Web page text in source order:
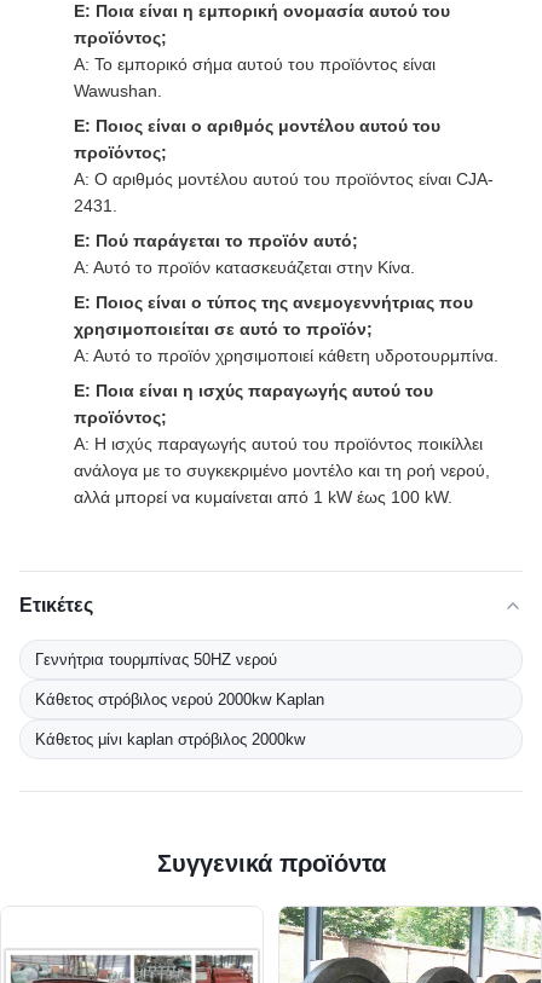
Ε: Ποια είναι η εμπορική ονομασία αυτού του
προϊόντος;
Α: Το εμπορικό σήμα αυτού του προϊόντος είναι
Wawushan.
Ε: Ποιος είναι ο αριθμός μοντέλου αυτού του
προϊόντος;
Α: Ο αριθμός μοντέλου αυτού του προϊόντος είναι CJA-
2431.
Ε: Πού παράγεται το προϊόν αυτό;
Α: Αυτό το προϊόν κατασκευάζεται στην Κίνα.
Ε: Ποιος είναι ο τύπος της ανεμογεννήτριας που
χρησιμοποιείται σε αυτό το προϊόν;
Α: Αυτό το προϊόν χρησιμοποιεί κάθετη υδροτουρμπίνα.
Ε: Ποια είναι η ισχύς παραγωγής αυτού του
προϊόντος;
Α: Η ισχύς παραγωγής αυτού του προϊόντος ποικίλλει
ανάλογα με το συγκεκριμένο μοντέλο και τη ροή νερού,
αλλά μπορεί να κυμαίνεται από 1 kW έως 100 kW.
Ετικέτες
Γεννήτρια τουρμπίνας 50HZ νερού
Κάθετος στρόβιλος νερού 2000kw Kaplan
Κάθετος μίνι kaplan στρόβιλος 2000kw
Συγγενικά προϊόντα